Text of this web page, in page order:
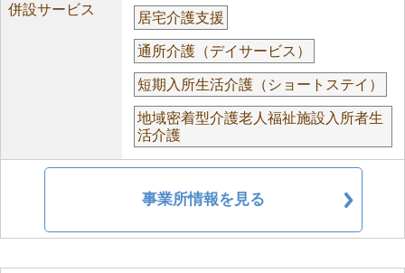
併設サービス
居宅介護支援
通所介護（デイサービス）
短期入所生活介護（ショートステイ）
地域密着型介護老人福祉施設入所者生
活介護
事業所情報を見る